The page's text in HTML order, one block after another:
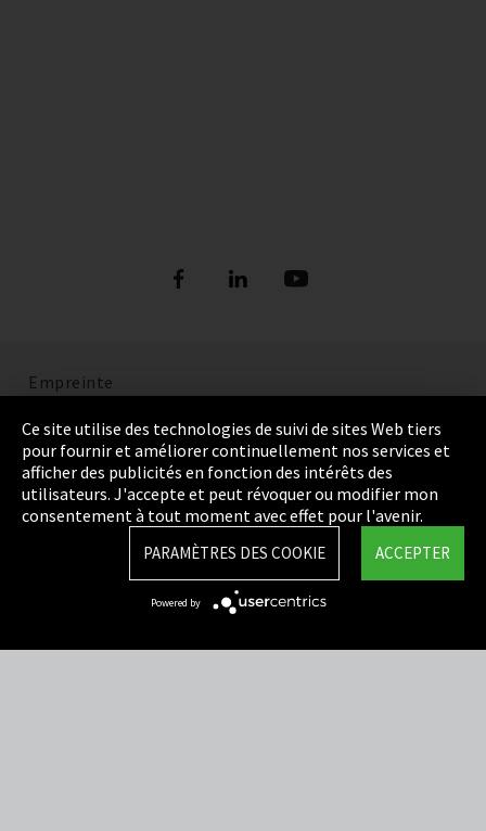
Empreinte
Politique de confidentialité
Cookie Settings
Termes et Conditions
Integrity Line
Ce site utilise des technologies de suivi de sites Web tiers
pour fournir et améliorer continuellement nos services et
afficher des publicités en fonction des intérêts des
utilisateurs. J'accepte et peut révoquer ou modifier mon
consentement à tout moment avec effet pour l'avenir.
ACCEPTER
PARAMÈTRES DES COOKIE
Powered by